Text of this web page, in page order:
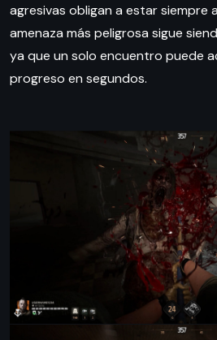
agresivas obligan a estar siempre
amenaza más peligrosa sigue
ya que un solo encuentro puede
progreso en segundos.